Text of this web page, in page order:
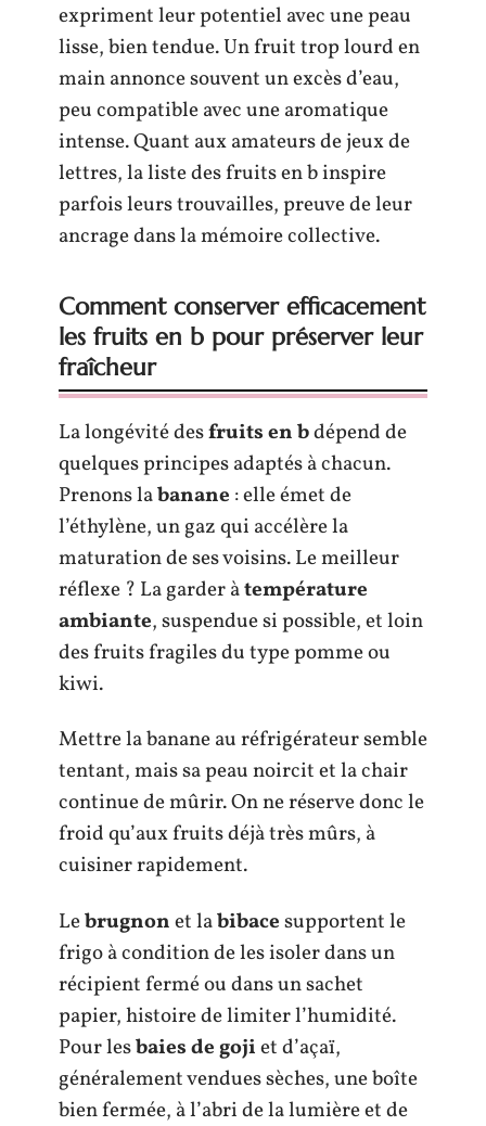
expriment leur potentiel avec une peau
lisse, bien tendue. Un fruit trop lourd en
main annonce souvent un excès d’eau,
peu compatible avec une aromatique
intense. Quant aux amateurs de jeux de
lettres, la liste des fruits en b inspire
parfois leurs trouvailles, preuve de leur
ancrage dans la mémoire collective.
Comment conserver efficacement
les fruits en b pour préserver leur
fraîcheur
La longévité desfruits en bdépend de
quelques principes adaptés à chacun.
Prenons labanane : elle émet de
l’éthylène, un gaz qui accélère la
maturation de ses voisins. Le meilleur
réflexe ? La garder àtempérature
ambiante, suspendue si possible, et loin
des fruits fragiles du type pomme ou
kiwi.
Mettre la banane au réfrigérateur semble
tentant, mais sa peau noircit et la chair
continue de mûrir. On ne réserve donc le
froid qu’aux fruits déjà très mûrs, à
cuisiner rapidement.
Lebrugnonet labibacesupportent le
frigo à condition de les isoler dans un
récipient fermé ou dans un sachet
papier, histoire de limiter l’humidité.
Pour lesbaies de gojiet d’açaï,
généralement vendues sèches, une boîte
bien fermée, à l’abri de la lumière et de